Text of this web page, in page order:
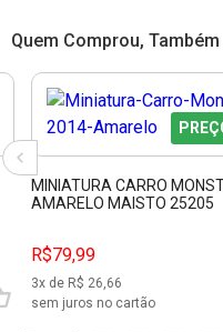
Quem Comprou,
MINIATURA CARRO
AMARELO MAISTO 25205
R$79,99
3x de R$ 26,66
sem juros no cartão